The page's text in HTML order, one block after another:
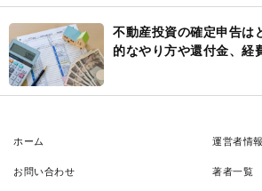
不動産投資の確定申告は
的なやり方や還付金、経
ホーム 運営者情報
お問い合わせ 著者一覧